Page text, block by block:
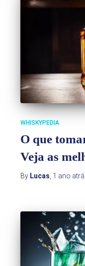
WHISKYPEDIA
O que
Veja as
By Lucas 1 ano